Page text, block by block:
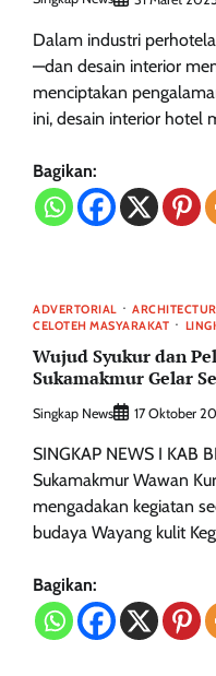
Dalam industri
—dan desain interior
menciptakan
ini, desain interior hotel
Bagikan:
ADVERTORIAL
CELOTEH MASYARAKAT
Wujud Syukur dan
Sukamakmur Gelar
Singkap News 17 Oktober
SINGKAP NEWS I KAB
Sukamakmur Wawan
mengadakan kegiatan
budaya Wayang kulit
Bagikan: